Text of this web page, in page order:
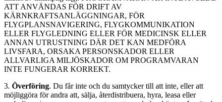
ATT ANVÄNDAS FÖR DRIFT AV
KÄRNKRAFTSANLÄGGNINGAR, FÖR
FLYGPLANSNAVIGERING, FLYGKOMMUNIKATION
ELLER FLYGLEDNING ELLER FÖR MEDICINSK ELLER
ANNAN UTRUSTNING DÄR DET KAN MEDFÖRA
LIVSFARA, ORSAKA PERSONSKADOR ELLER
ALLVARLIGA MILJÖSKADOR OM PROGRAMVARAN
INTE FUNGERAR KORREKT.
3. Överföring. Du får inte och du samtycker till att inte, eller att
möjliggöra för andra att, sälja, återdistribuera, hyra, leasa eller